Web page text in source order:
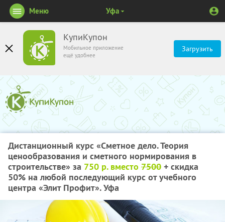
КупиКупон
Мобильное приложение
ещё удобнее
Загрузить
Меню Уфа
Дистанционный курс «Сметное дело. Теория
ценообразования и сметного нормирования в
строительстве» за 750 р. вместо 7500 + скидка
50% на любой последующий курс от учебного
центра «Элит Профит». Уфа